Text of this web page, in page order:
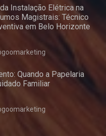
Instalação Elétrica na
Magistrais: Técnico
em Belo Horizonte
Quando a Papelaria
Familiar